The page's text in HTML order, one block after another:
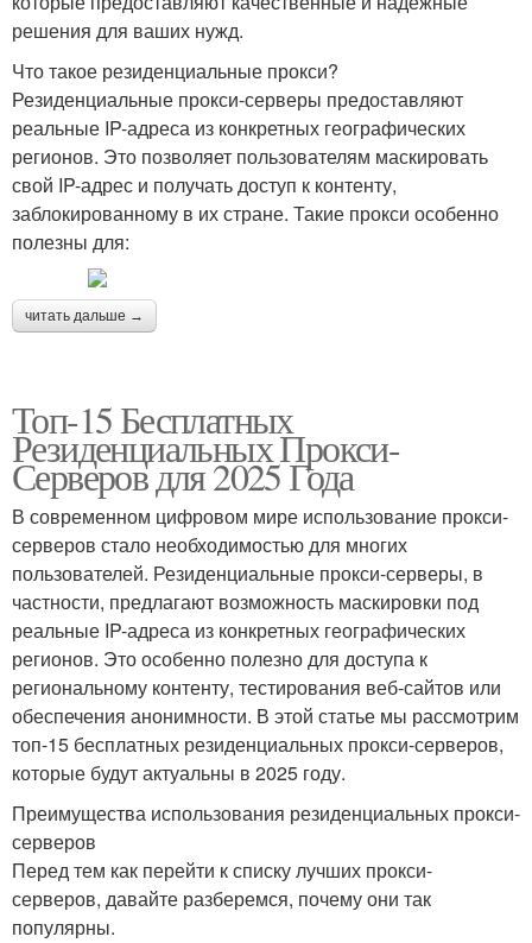
решения для ваших нужд.
Что такое резиденциальные прокси?
Резиденциальные прокси-серверы предоставляют
реальные IP-адреса из конкретных географических
регионов. Это позволяет пользователям маскировать
свой IP-адрес и получать доступ к контенту,
заблокированному в их стране. Такие прокси особенно
полезны для:
читать дальше →
Топ-15 Бесплатных
Резиденциальных Прокси-
Серверов для 2025 Года
В современном цифровом мире использование прокси-
серверов стало необходимостью для многих
пользователей. Резиденциальные прокси-серверы, в
частности, предлагают возможность маскировки под
реальные IP-адреса из конкретных географических
регионов. Это особенно полезно для доступа к
региональному контенту, тестирования веб-сайтов или
обеспечения анонимности. В этой статье мы рассмотрим
топ-15 бесплатных резиденциальных прокси-серверов,
которые будут актуальны в 2025 году.
Преимущества использования резиденциальных прокси-
серверов
Перед тем как перейти к списку лучших прокси-
серверов, давайте разберемся, почему они так
популярны.